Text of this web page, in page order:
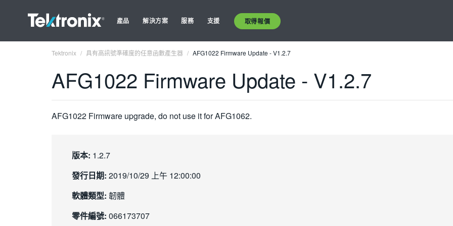
產品 解決方案 服務 支援 取得報價
Tektronix 具有高訊號準確度的任意函數產生器 AFG1022 Firmware Update - V1.2.7
AFG1022 Firmware Update - V1.2.7
AFG1022 Firmware upgrade, do not use it for AFG1062.
版本: 1.2.7
發行日期: 2019/10/29 上午 12:00:00
軟體類型: 韌體
零件編號: 066173707